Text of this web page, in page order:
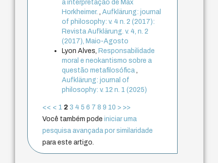
a interpretação de Max
Horkheimer.
,Aufklärung: journal
of philosophy: v. 4 n. 2 (2017):
Revista Aufklärung. v. 4, n. 2
(2017), Maio-Agosto
Lyon Alves,Responsabilidade
moral e neokantismo sobre a
questão metafilosófica
Aufklärung: journal of
philosophy: v. 12 n. 1 (2025)
<< < 1 2 3 4 5 6 7 8 9 10 > >>
Você também podeiniciar uma
pesquisa avançada por similaridade
para este artigo.